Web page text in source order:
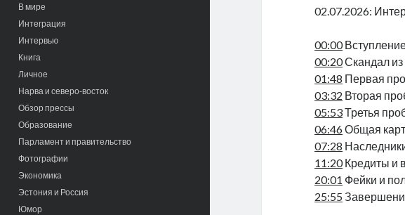
В мире
Интеграция
Интервью
Книга
Личное
Нарва и северо-восток
Обзор прессы
Образование
Парламент и правительство
Фотографии
Экономика
Эстония и Россия
Юмор
02.07.2026:
00:00
00:20Скандал
01:48 Первая
03:32 Вторая
05:53Третья
06:46Общая
07:28
11:20Кредиты и
20:01 Фейки и
25:55